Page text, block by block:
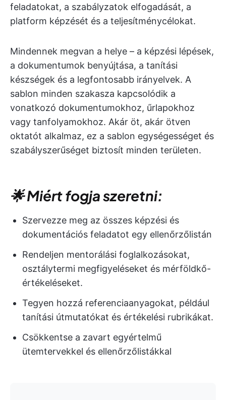
feladatokat, a szabályzatok elfogadását, a
platform képzését és a teljesítménycélokat.
Mindennek megvan a helye – a képzési lépések,
a dokumentumok benyújtása, a tanítási
készségek és a legfontosabb irányelvek. A
sablon minden szakasza kapcsolódik a
vonatkozó dokumentumokhoz, űrlapokhoz
vagy tanfolyamokhoz. Akár öt, akár ötven
oktatót alkalmaz, ez a sablon egységességet és
szabályszerűséget biztosít minden területen.
🌟 Miért fogja szeretni:
Szervezze meg az összes képzési és
dokumentációs feladatot egy ellenőrzőlistán
Rendeljen mentorálási foglalkozásokat,
osztálytermi megfigyeléseket és mérföldkő-
értékeléseket.
Tegyen hozzá referenciaanyagokat, például
tanítási útmutatókat és értékelési rubrikákat.
Csökkentse a zavart egyértelmű
ütemtervekkel és ellenőrzőlistákkal